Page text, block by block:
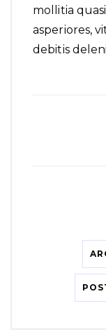
mollitia
asperiores,
debitis